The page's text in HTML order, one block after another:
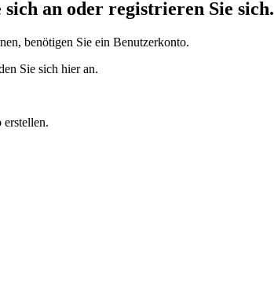
an oder registrieren Sie sich.
benötigen Sie ein Benutzerkonto.
Sie sich hier an.